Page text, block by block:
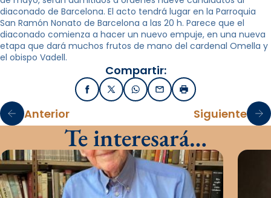
diaconado de Barcelona. El acto tendrá lugar en la Parroquia
San Ramón Nonato de Barcelona a las 20 h. Parece que el
diaconado comienza a hacer un nuevo empuje, en una nueva
etapa que dará muchos frutos de mano del cardenal Omella y
el obispo Vadell.
Compartir:
FacebookX / TwitterWhatsApp
EmailImprimir
Anterior Siguiente
Te interesará…